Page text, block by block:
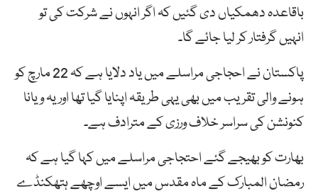
باقاعدہ دھمکیاں دی گئیں کہ اگر انہوں نے شرکت کی تو
انہیں گرفتار کر لیا جائے گا۔
پاکستان نے احجاجی مراسلے میں یاد دلایا ہے کہ 22 مارچ کو
ہونے والی تقریب میں بھی یہی طریقہ اپنایا گیا تھا اور یہ ویانا
کنونشن کی سراسر خلاف ورزی کے مترادف ہے۔
بھارت کو بھیجے گئے احتجاجی مراسلے میں کہا گیا ہے کہ
رمضان المبارک کے ماہ مقدس میں ایسے اوچھے ہتھکنڈے